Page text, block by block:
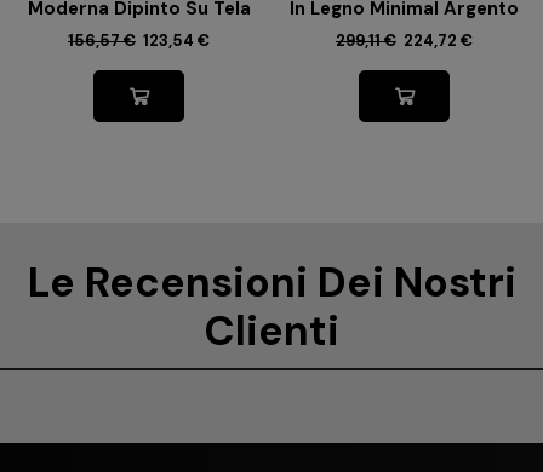
Moderna Dipinto Su Tela
156,57€ 123,54 €
In Legno Minimal Argento
299,11€ 224,72 €
Le Recensioni Dei Nostri
Clienti